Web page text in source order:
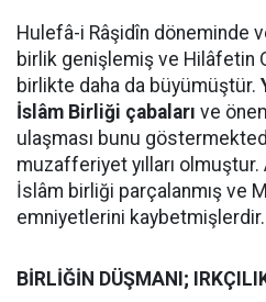
Hulefâ-i Râşidîn döneminde
birlik genişlemiş ve Hilâfetin
birlikte daha da büyümüştür.
İslâm Birliği çabaları ve
ulaşması bunu
muzafferiyet yılları olmuştur.
İslâm birliği parçalanmış ve
emniyetlerini kaybetmişlerdir.
BİRLİĞİN DÜŞMANI;